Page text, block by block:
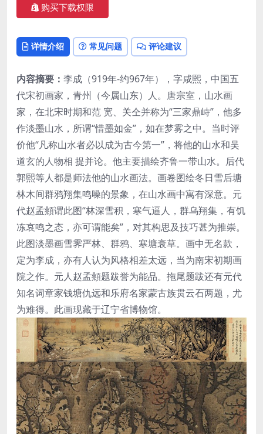
购买下载权限
详情介绍 常见问题 评论建议
内容摘要： 李成（919年-约967年），字咸熙，中国五
代宋初画家，青州（今属山东）人。唐宗室，山水画
家，在北宋时期和范 宽、关仝并称为“三家鼎峙”，他多
作淡墨山水，所谓“惜墨如金”，如在梦雾之中。当时评
价他“凡称山水者必以成为古今第一”，将他的山水和吴
道玄的人物相 提并论。他主要描绘齐鲁一带山水。后代
郭熙等人都是师法他的山水画法。画卷图绘冬日雪后塘
林木间群鸦翔集鸣噪的景象，在山水画中寓有深意。元
代赵孟頫谓此图“林深雪积，寒气逼人，群乌翔集，有饥
冻哀鸣之态，亦可谓能矣”，对其构思及技巧甚为推崇。
此图淡墨画雪霁严林、群鸦、寒塘衰草。画中无名款，
定为李成，亦有人认为风格相差太远，当为南宋初期画
院之作。元人赵孟頫题跋誉为能品。拖尾题跋还有元代
知名词章家钱塘仇远和乐府名家蒙古族贯云石两题，尤
为难得。此画现藏于辽宁省博物馆。